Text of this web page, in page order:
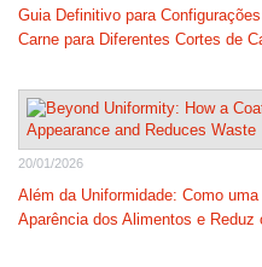
Guia Definitivo para
Carne para Diferentes Cortes de
20/01/2026
Além da Uniformidade: Como
Aparência dos Alimentos e Reduz